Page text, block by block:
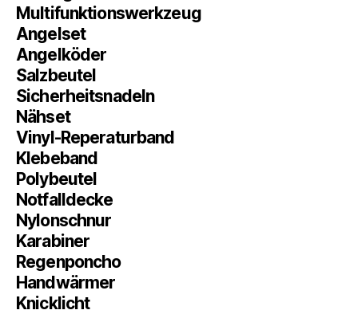
Multifunktionswerkzeug
Angelset
Angelköder
Salzbeutel
Sicherheitsnadeln
Nähset
Vinyl-Reperaturband
Klebeband
Polybeutel
Notfalldecke
Nylonschnur
Karabiner
Regenponcho
Handwärmer
Knicklicht